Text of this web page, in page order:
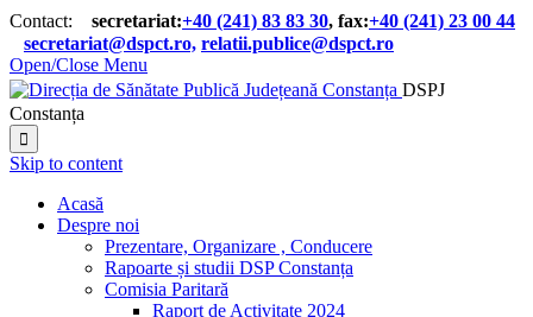
Contact: secretariat:+40 (241) 83 83 30, fax:+40 (241) 23 00 44
secretariat@dspct.ro, relatii.publice@dspct.ro
Open/Close Menu
DSPJ
Constanța

Skip to content
Acasă
Despre noi
Prezentare, Organizare , Conducere
Rapoarte și studii DSP Constanța
Comisia Paritară
Raport de Activitate 2024